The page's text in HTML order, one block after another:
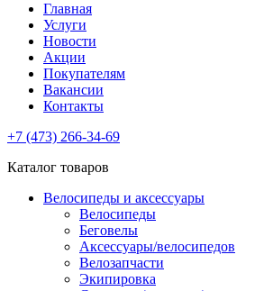
Главная
Услуги
Новости
Акции
Покупателям
Вакансии
Контакты
+7 (473) 266-34-69
Каталог товаров
Велосипеды и аксессуары
Велосипеды
Беговелы
Аксессуары/велосипедов
Велозапчасти
Экипировка